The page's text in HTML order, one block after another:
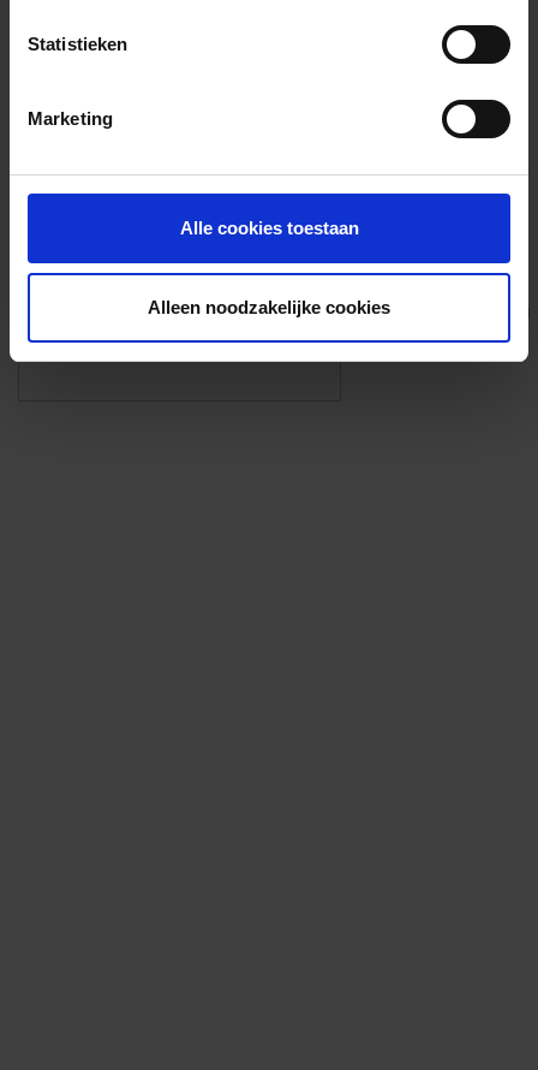
Statistieken
Marketing
Alle cookies toestaan
Alleen noodzakelijke cookies
Foto’s ({{photos.length}})
Eigen foto’s